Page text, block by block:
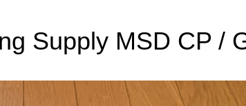
Supply MSD CP /